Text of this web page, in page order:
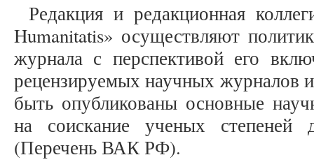
Редакция и редакционная
Humanitatis» осуществляют
журнала с перспективой его
рецензируемых научных журналов
быть опубликованы основные
на соискание ученых степеней
(Перечень ВАК РФ).